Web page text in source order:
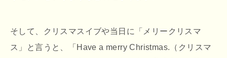
そして、クリスマスイブや当日に「メリークリスマ
ス」と言うと、「Have a merry Christmas.（クリスマ